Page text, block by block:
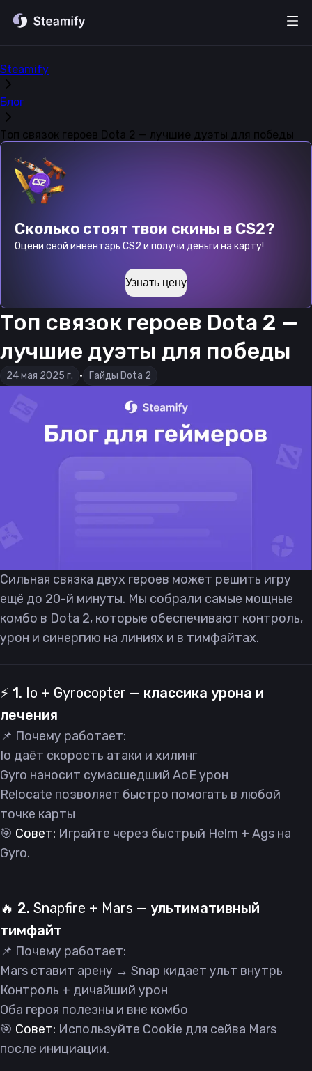
Steamify
Блог
Топ связок героев Dota 2 — лучшие дуэты для победы
Сколько стоят твои скины в CS2?
Оцени свой инвентарь CS2 и получи деньги на карту!
Узнать цену
Топ связок героев Dota 2 —
лучшие дуэты для победы
24 мая 2025 г. • Гайды Dota 2
Сильная связка двух героев может решить игру
ещё до 20-й минуты. Мы собрали самые мощные
комбо в Dota 2, которые обеспечивают контроль,
урон и синергию на линиях и в тимфайтах.
⚡️ 1. Io + Gyrocopter — классика урона и
лечения
📌 Почему работает:
Io даёт скорость атаки и хилинг
Gyro наносит сумасшедший AoE урон
Relocate позволяет быстро помогать в любой
точке карты
🎯 Совет: Играйте через быстрый Helm + Ags на
Gyro.
🔥 2. Snapfire + Mars — ультимативный
тимфайт
📌 Почему работает:
Mars ставит арену → Snap кидает ульт внутрь
Контроль + дичайший урон
Оба героя полезны и вне комбо
🎯 Совет: Используйте Cookie для сейва Mars
после инициации.